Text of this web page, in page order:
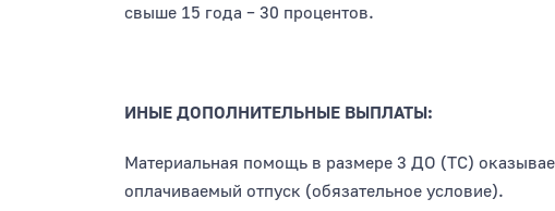
свыше 15 года – 30 процентов.
ИНЫЕ ДОПОЛНИТЕЛЬНЫЕ ВЫПЛАТЫ:
Материальная помощь в размере 3 ДО (ТС)
оплачиваемый отпуск (обязательное условие).